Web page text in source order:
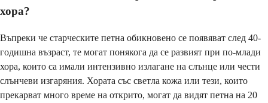
хора?
Въпреки че старческите петна обикновено се появяват след 40-
годишна възраст, те могат понякога да се развият при по-млади
хора, които са имали интензивно излагане на слънце или чести
слънчеви изгаряния. Хората със светла кожа или тези, които
прекарват много време на открито, могат да видят петна на 20